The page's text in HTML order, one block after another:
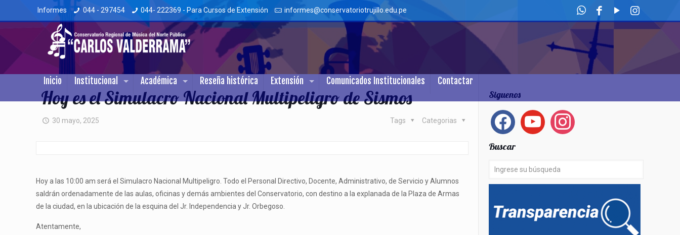
Informes 044 - 297454 044- 222369 - Para Cursos de Extensión informes@conservatoriotrujillo.edu.pe
Inicio Institucional Académica Reseña histórica Extensión Comunicados Institucionales Contactar
Hoy es el Simulacro Nacional Multipeligro de Sismos
30 mayo, 2025 Categorias
Tags
Hoy a las 10:00 am será el Simulacro Nacional Multipeligro. Todo el Personal Directivo, Docente, Administrativo, de Servicio y Alumnos
saldrán ordenadamente de las aulas, oficinas y demás ambientes del Conservatorio, con destino a la explanada de la Plaza de Armas
de la ciudad, en la ubicación de la esquina del Jr. Independencia y Jr. Orbegoso.
Atentamente,
Siguenos
facebook youtube instagram
Buscar